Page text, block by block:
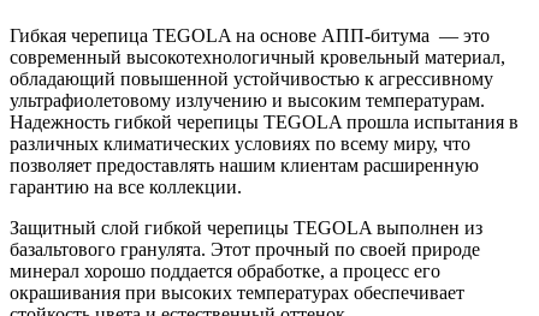
Гибкая черепица TEGOLA на основе АПП-битума — это
современный высокотехнологичный кровельный материал,
обладающий повышенной устойчивостью к агрессивному
ультрафиолетовому излучению и высоким температурам.
Надежность гибкой черепицы TEGOLA прошла испытания в
различных климатических условиях по всему миру, что
позволяет предоставлять нашим клиентам расширенную
гарантию на все коллекции.
Защитный слой гибкой черепицы TEGOLA выполнен из
базальтового гранулята. Этот прочный по своей природе
минерал хорошо поддается обработке, а процесс его
окрашивания при высоких температурах обеспечивает